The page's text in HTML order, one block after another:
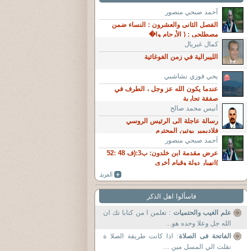
آحمد صبحي منصور
الفصل الثانى والعشرون : النساء ضمن
مصطلحى : ( الأرحام وا�
كمال غبريال
الليبرالية في زمن الغوغائية
يحي فوزي نشاشبي
عندما يكون الله عز وجل ، الطرف في
صفقة تجارية
أنيس محمد صالح
رسالة عاجلة الى الرئيس الروسي
فلاديمير بوتين المحترم
آحمد صبحي منصور
عرض مقدمة ابن خلدون: ب3:(ف 48 :52
)انهيار دولة وقيام أخرى
فاسألوا اهل الذكر
علم الغيب والحتميات : تعلمن ا من كتابا تك ان
الله جل وعلا وحده هو...
الفاتحة فى الصلاة: اذا كانت طريقة الصلا ة
نقلت الي المسل مين ...